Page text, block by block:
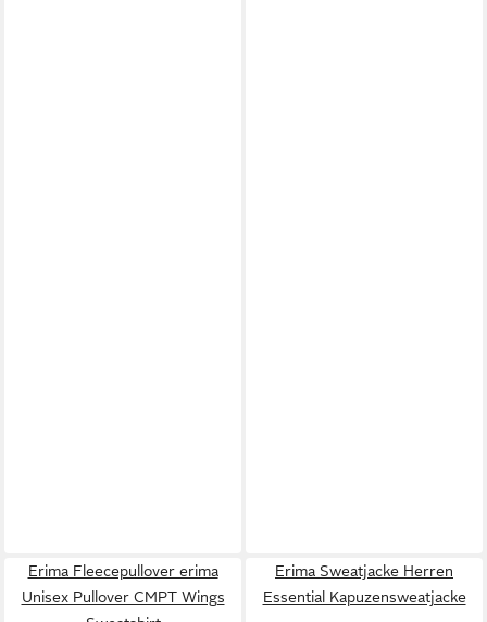
Erima Fleecepullover erima
Unisex Pullover CMPT Wings
Erima Sweatjacke Herren
Essential Kapuzensweatjacke